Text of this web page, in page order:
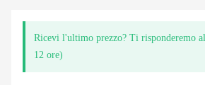
Ricevi l'ultimo prezzo? Ti risponderemo
12 ore)